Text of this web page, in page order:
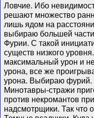
Ловчие. Ибо
решают множество
лишь ядом на
выбираю большей
Фурии. С такой
существ низкого
максимальный урон и
урона, все же
урона. Выбираю фурий.
Минотавры-стражи
против некромантов
надсмотрщики. Так что